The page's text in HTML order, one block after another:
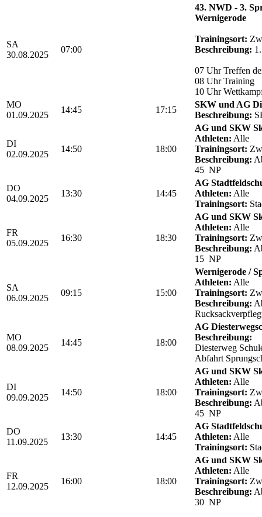
SA
30.08.2025
07:00
43. NWD - 3.
Wernigerode
Trainingsort:
Beschreibung:
07 Uhr Treffen
08 Uhr Training
10 Uhr
MO
01.09.2025
14:45 17:15
SKW und AG
Beschreibung:
DI
02.09.2025
14:50 18:00
AG und SKW
Athleten: Alle
Trainingsort:
Beschreibung:
45 NP
DO
04.09.2025
13:30 14:45
AG
Athleten: Alle
Trainingsort:
FR
05.09.2025
16:30 18:30
AG und SKW
Athleten: Alle
Trainingsort:
Beschreibung:
15 NP
SA
06.09.2025
09:15 15:00
Wernigerode /
Athleten: Alle
Trainingsort:
Beschreibung:
MO
08.09.2025
14:45 18:00
AG
Beschreibung:
Diesterweg
Abfahrt
DI
09.09.2025
14:50 18:00
AG und SKW
Athleten: Alle
Trainingsort:
Beschreibung:
45 NP
DO
11.09.2025
13:30 14:45
AG
Athleten: Alle
Trainingsort:
FR
12.09.2025
16:00 18:00
AG und SKW
Athleten: Alle
Trainingsort:
Beschreibung:
30 NP